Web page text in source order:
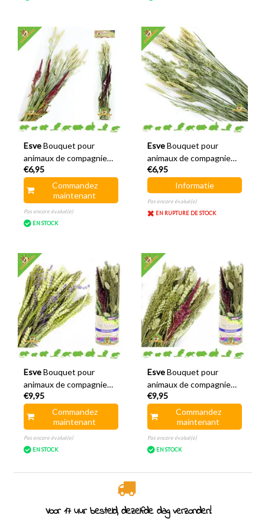
Esve Bouquet pour
animaux de compagnie
Récolte Buisson à
grignoter
€6,95
Commandez
maintenant
Pas encore évalué(e)
EN STOCK
Esve Bouquet pour
animaux de compagnie
Récolte Haverland
€6,95
Informatie
Pas encore évalué(e)
EN RUPTURE DE STOCK
Esve Bouquet pour
animaux de compagnie
Tube Harvest Aves Minor
€9,95
Commandez
maintenant
Pas encore évalué(e)
EN STOCK
Esve Bouquet pour
animaux de compagnie
Tube Récolte Équateur
€9,95
Commandez
maintenant
Pas encore évalué(e)
EN STOCK
Spécialiste des rongeurs depuis 2011